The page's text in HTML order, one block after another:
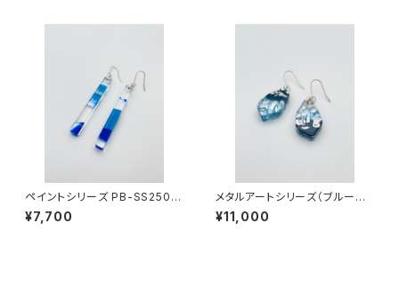
ペイントシリーズ PB-SS2500
2
¥7,700
メタルアートシリーズ（ブルー系）
MAB-SS23006
¥11,000